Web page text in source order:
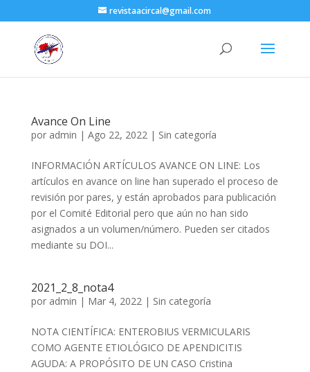
revistaacircal@gmail.com
Avance On Line
por admin | Ago 22, 2022| Sin categoría
INFORMACIÓN ARTÍCULOS AVANCE ON LINE: Los
artículos en avance on line han superado el proceso de
revisión por pares, y están aprobados para publicación
por el Comité Editorial pero que aún no han sido
asignados a un volumen/número. Pueden ser citados
mediante su DOI...
2021_2_8_nota4
por admin | Mar 4, 2022| Sin categoría
NOTA CIENTÍFICA: ENTEROBIUS VERMICULARIS
COMO AGENTE ETIOLÓGICO DE APENDICITIS
AGUDA: A PROPÓSITO DE UN CASO Cristina